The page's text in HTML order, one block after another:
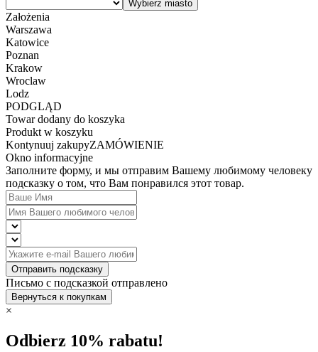
Założenia
Warszawa
Katowice
Poznan
Krakow
Wroclaw
Lodz
PODGLĄD
Towar dodany do koszyka
Produkt w koszyku
Kontynuuj zakupyZAMÓWIENIE
Okno informacyjne
Заполните форму, и мы отправим Вашему любимому человеку
подсказку о том, что Вам понравился этот товар.
Отправить подсказку
Письмо с подсказкой отправлено
Вернуться к покупкам
×
Odbierz 10% rabatu!